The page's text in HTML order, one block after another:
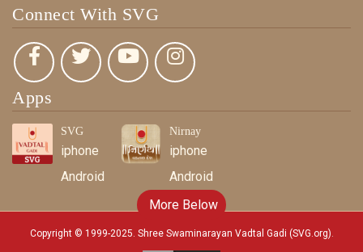
Connect With SVG
Apps
SVG
iphone
Android
Nirnay
iphone
Android
Copyright © 1999-2025. Shree Swaminarayan Vadtal Gadi (SVG.org).
More Below